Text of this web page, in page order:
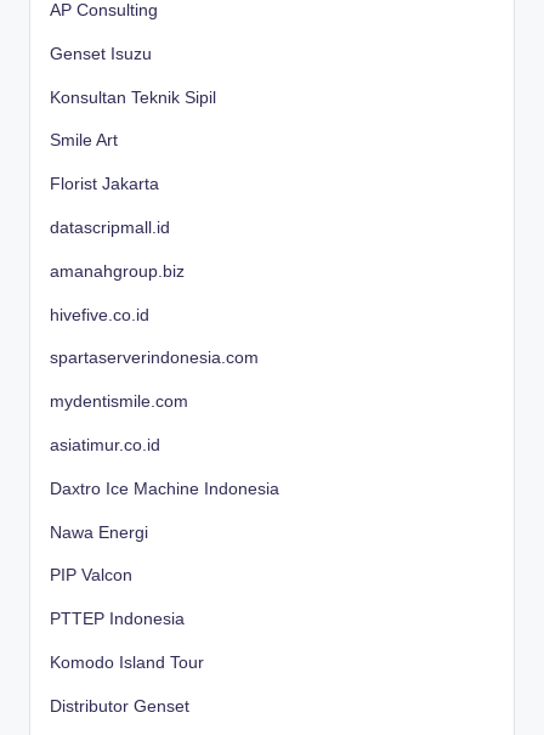
AP Consulting
Genset Isuzu
Konsultan Teknik Sipil
Smile Art
Florist Jakarta
datascripmall.id
amanahgroup.biz
hivefive.co.id
spartaserverindonesia.com
mydentismile.com
asiatimur.co.id
Daxtro Ice Machine Indonesia
Nawa Energi
PIP Valcon
PTTEP Indonesia
Komodo Island Tour
Distributor Genset